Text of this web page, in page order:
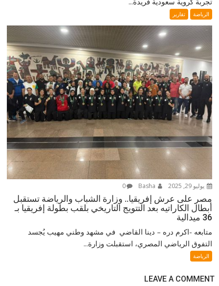
الرياضة تقارير
يوليو 29, 2025 0
مصر على عرش إفريقيا.. وزارة الشباب والرياضة تستقبل
أبطال الكاراتيه بعد التتويج التاريخي بلقب بطولة إفريقيا بـ
36 ميدالية
متابعه -اكرم دره – دينا القاضي في مشهد وطني مهيب يُجسد
التفوق الرياضي المصري، استقبلت وزارة...
الرياضة
LEAVE A COMMENT